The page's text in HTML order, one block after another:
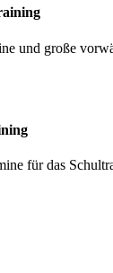
und große
für das